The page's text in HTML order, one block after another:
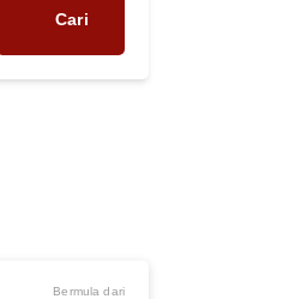
Cari
Bermula dari